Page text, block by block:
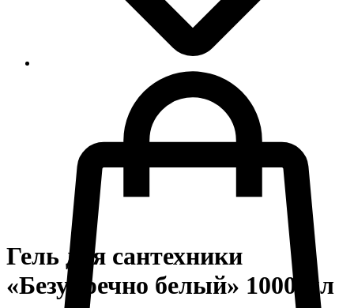
Гель для сантехники
«Безупречно белый» 1000 мл